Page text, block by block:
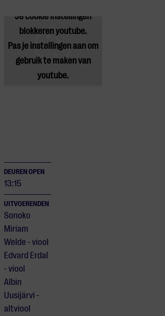
Je cookie instellingen
blokkeren youtube.
Pas je instellingenaan om
gebruik te maken van
youtube.
DEUREN OPEN
13:15
UITVOERENDEN
Sonoko
Miriam
Welde - viool
Edvard Erdal
- viool
Albin
Uusijärvi -
altviool